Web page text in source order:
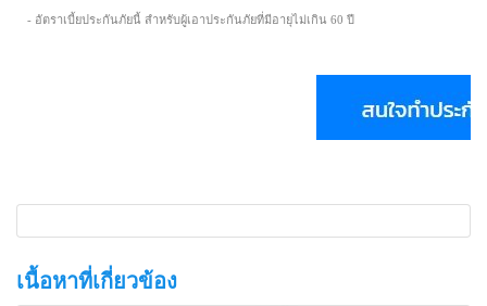
- อัตราเบี้ยประกันภัยนี้ สำหรับผู้เอาประกันภัยที่มีอายุไม่เกิน 60 ปี
เนื้อหาที่เกี่ยวข้อง